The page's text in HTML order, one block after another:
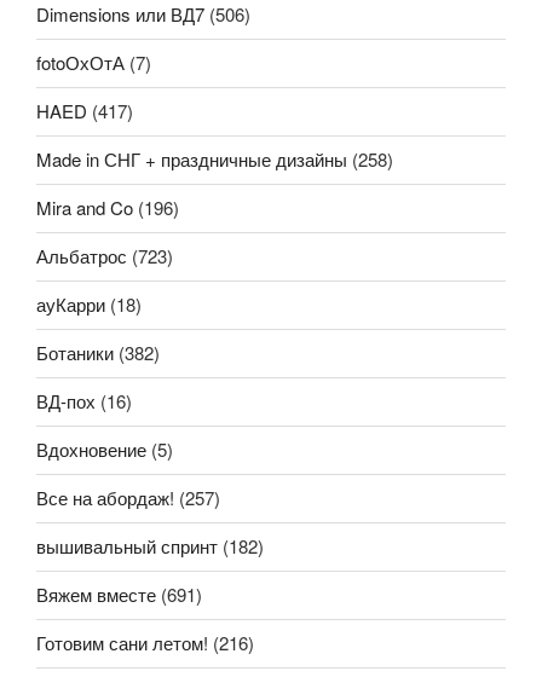
Dimensions или ВД7 (506)
fotoОхОтА (7)
HAED (417)
Made in СНГ + праздничные дизайны (258)
Mira and Co (196)
Альбатрос (723)
ауКарри (18)
Ботаники (382)
ВД-пох (16)
Вдохновение (5)
Все на абордаж! (257)
вышивальный спринт (182)
Вяжем вместе (691)
Готовим сани летом! (216)